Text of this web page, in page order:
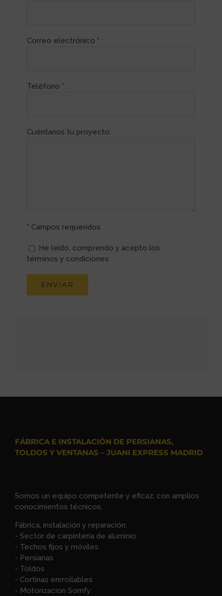
Correo electrónico * :
Teléfono * :
Cuéntanos tu proyecto:
* Campos requeridos
He leído, comprendo y acepto los
términos y condiciones
FÁBRICA E INSTALACIÓN DE PERSIANAS,
TOLDOS Y VENTANAS – JUANI EXPRESS MADRID
Somos un equipo competente y eficaz, con amplios
conocimientos técnicos.
Fábrica, instalación y reparación:
- Sector de carpintería de aluminio
- Techos fijos y móviles
- Persianas
- Toldos
- Cortinas enrrollables
- Motorizacion Somfy